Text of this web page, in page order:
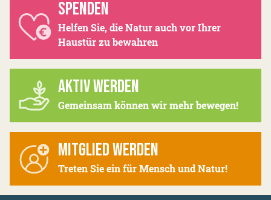
SPENDEN
Helfen Sie, die Natur auch vor Ihrer
Haustür zu bewahren
AKTIV WERDEN
Gemeinsam können wir mehr bewegen!
MITGLIED WERDEN
Treten Sie ein für Mensch und Natur!